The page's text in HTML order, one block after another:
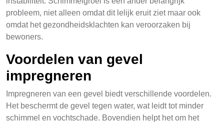
probleem, niet alleen omdat dit lelijk eruit ziet maar ook
omdat het gezondheidsklachten kan veroorzaken bij
bewoners.
Voordelen van gevel
impregneren
Impregneren van een gevel biedt verschillende voordelen.
Het beschermt de gevel tegen water, wat leidt tot minder
schimmel en vochtschade. Bovendien helpt het om het